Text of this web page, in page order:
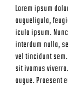
Lorem ipsum
augueligula,
icula ipsum.
interdum nulla,
vel tincidunt
sit ivamus
augue. Praesent